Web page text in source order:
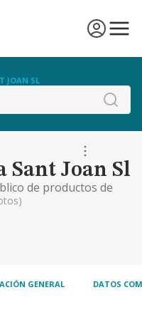
JOAN SL
Joan Sl
de productos de
GENERAL DATOS